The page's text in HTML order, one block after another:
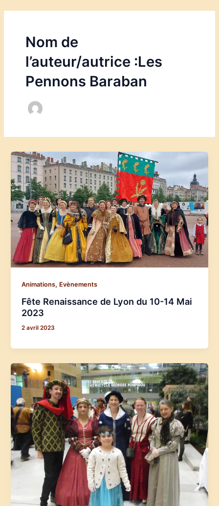
Nom de
l’auteur/autrice :Les
Pennons Baraban
Animations, Evènements
Fête Renaissance de Lyon du 10-14 Mai
2023
2 avril 2023